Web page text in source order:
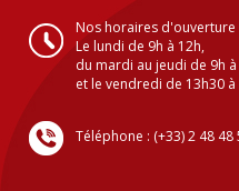
Nos horaires d'ouverture
Le lundi de 9h à 12h,
du mardi au jeudi de 9h
et le vendredi de 13h30 à
Téléphone : (+33) 2 48 48